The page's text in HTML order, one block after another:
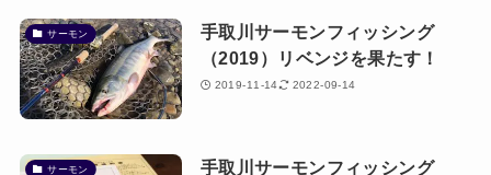
サーモン
手取川サーモンフィッシング
（2019）リベンジを果たす！
2019-11-14 2022-09-14
サーモン
手取川サーモンフィッシング